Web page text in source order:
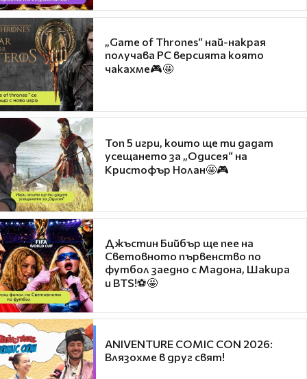
„Game of Thrones“ най-накрая
получава PC версията която
чакахме🎮🤩
Топ 5 игри, които ще ти дадат
усещането за „Одисея“ на
Кристофър Нолан🤩🎮
Джъстин Бийбър ще пее на
Световното първенство по
футбол заедно с Мадона, Шакира
и BTS!⚽🤩
ANIVENTURE COMIC CON 2026:
Влязохме в друг свят!